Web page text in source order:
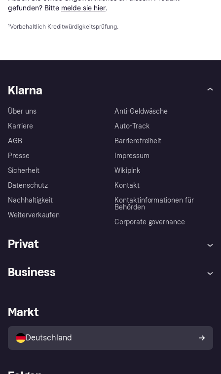
gefunden? Bitte melde sie hier.
¹Vorbehaltlich Kreditwürdigkeitsprüfung.
Klarna
Über uns
Karriere
AGB
Presse
Sicherheit
Datenschutz
Nachhaltigkeit
Weiterverkaufen
Anti-Geldwäsche
Auto-Track
Barrierefreiheit
Impressum
Wikipink
Kontakt
Kontaktinformationen für
Behörden
Corporate governance
Privat
Klarna App
Shops entdecken
Käuferschutzrichtlinie
Dein Widerrufsrecht
Business
Händlerportal
Markt
Deutschland